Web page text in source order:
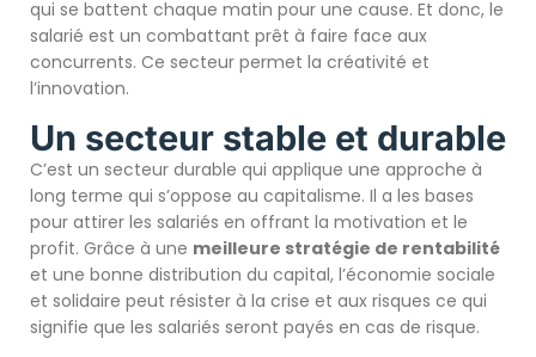
qui se battent chaque matin pour une cause. Et donc, le
salarié est un combattant prêt à faire face aux
concurrents. Ce secteur permet la créativité et
l’innovation.
Un secteur stable et durable
C’est un secteur durable qui applique une approche à
long terme qui s’oppose au capitalisme. Il a les bases
pour attirer les salariés en offrant la motivation et le
profit. Grâce à une meilleure stratégie de rentabilité
et une bonne distribution du capital, l’économie sociale
et solidaire peut résister à la crise et aux risques ce qui
signifie que les salariés seront payés en cas de risque.